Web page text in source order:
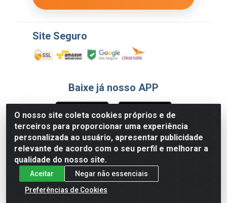
O nosso site coleta cookies próprios e de
terceiros para proporcionar uma experiência
personalizada ao usuário, apresentar publicidade
relevante de acordo com o seu perfil e melhorar a
qualidade do nosso site.
Aceitar
Negar não essenciais
Preferências de Cookies
Site Seguro
Baixe já nosso APP
Formas de Pagamento